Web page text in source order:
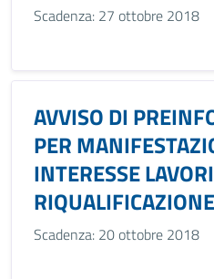
Scadenza: 27 ottobre 2018
AVVISO DI
PER
INTERESSE
Scadenza: 20 ottobre 2018